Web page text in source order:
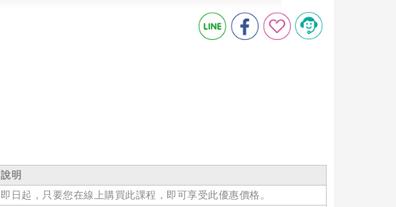
說明
即日起，只要您在線上購買此課程，即可享受此優惠價格。